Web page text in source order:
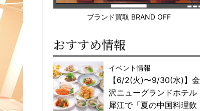
ブランド買取 BRAND OFF
おすすめ情報
イベント情報
【6/2(火)〜9/30(水)】金
沢ニューグランドホテル
犀江で「夏の中国料理飲